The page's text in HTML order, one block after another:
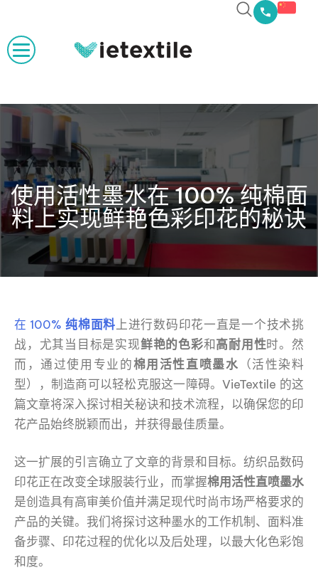
使用活性墨水在 100% 纯棉面
料上实现鲜艳色彩印花的秘诀
在 100%纯棉面料 上进行数码印花一直是一个技术挑
战，尤其当目标是实现鲜艳的色彩和高耐用性时。然
而，通过使用专业的棉用活性直喷墨水 （活性染料
型），制造商可以轻松克服这一障碍。VieTextile 的这
篇文章将深入探讨相关秘诀和技术流程，以确保您的印
花产品始终脱颖而出，并获得最佳质量。
这一扩展的引言确立了文章的背景和目标。纺织品数码
印花正在改变全球服装行业，而掌握棉用活性直喷墨水
是创造具有高审美价值并满足现代时尚市场严格要求的
产品的关键。我们将探讨这种墨水的工作机制、面料准
备步骤、印花过程的优化以及后处理，以最大化色彩饱
和度。